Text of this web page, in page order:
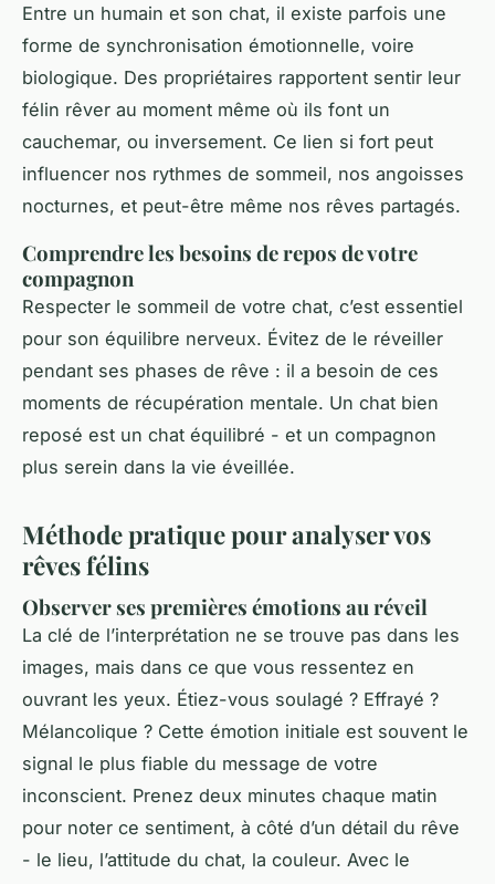
Entre un humain et son chat, il existe parfois une
forme de synchronisation émotionnelle, voire
biologique. Des propriétaires rapportent sentir leur
félin rêver au moment même où ils font un
cauchemar, ou inversement. Ce lien si fort peut
influencer nos rythmes de sommeil, nos angoisses
nocturnes, et peut-être même nos rêves partagés.
Comprendre les besoins de repos de votre
compagnon
Respecter le sommeil de votre chat, c’est essentiel
pour son équilibre nerveux. Évitez de le réveiller
pendant ses phases de rêve : il a besoin de ces
moments de récupération mentale. Un chat bien
reposé est un chat équilibré - et un compagnon
plus serein dans la vie éveillée.
Méthode pratique pour analyser vos
rêves félins
Observer ses premières émotions au réveil
La clé de l’interprétation ne se trouve pas dans les
images, mais dans ce que vous ressentez en
ouvrant les yeux. Étiez-vous soulagé ? Effrayé ?
Mélancolique ? Cette émotion initiale est souvent le
signal le plus fiable du message de votre
inconscient. Prenez deux minutes chaque matin
pour noter ce sentiment, à côté d’un détail du rêve
- le lieu, l’attitude du chat, la couleur. Avec le